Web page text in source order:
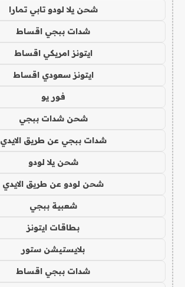
شحن يلا لودو تابي تمارا
شدات ببجي اقساط
ايتونز امريكي اقساط
ايتونز سعودي اقساط
فور يو
شحن شدات ببجي
شدات ببجي عن طريق الايدي
شحن يلا لودو
شحن لودو عن طريق الايدي
شعبية ببجي
بطاقات ايتونز
بلايستيشن ستور
شدات ببجي اقساط